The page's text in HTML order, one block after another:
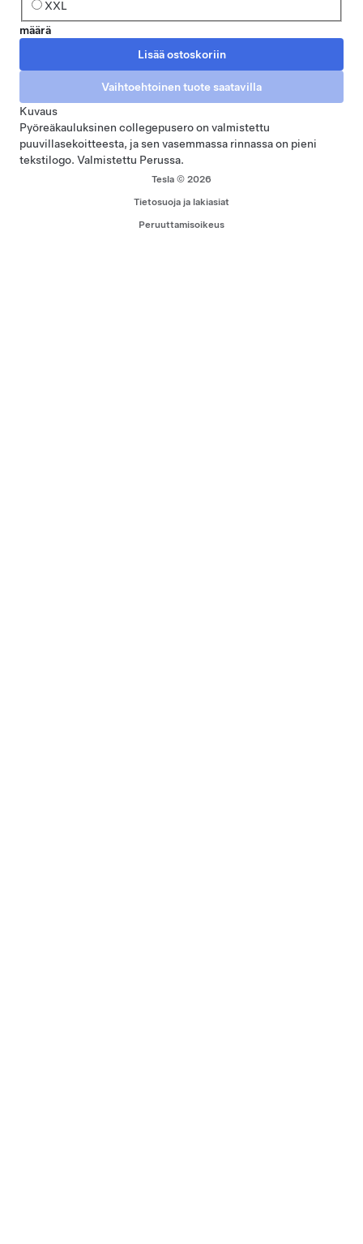
XXL
määrä
Kuvaus
Pyöreäkauluksinen collegepusero on valmistettu
puuvillasekoitteesta, ja sen vasemmassa rinnassa on pieni
tekstilogo. Valmistettu Perussa.
Tesla © 2026
Tietosuoja ja lakiasiat
Peruuttamisoikeus